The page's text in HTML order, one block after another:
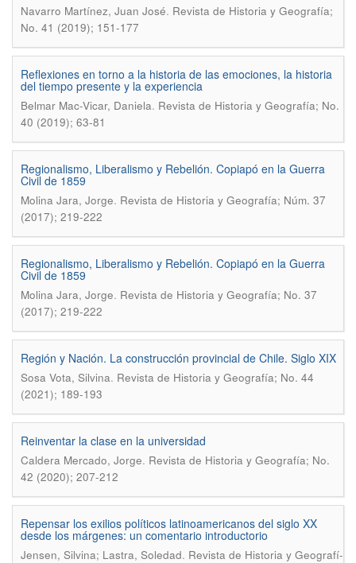
Navarro Martí­nez, Juan José. Revista de Historia y Geografí­a;
No. 41 (2019); 151-177
Reflexiones en torno a la historia de las emociones, la historia
del tiempo presente y la experiencia
Belmar Mac-Vicar, Daniela. Revista de Historia y Geografí­a; No.
40 (2019); 63-81
Regionalismo, Liberalismo y Rebelión. Copiapó en la Guerra
Civil de 1859
Molina Jara, Jorge. Revista de Historia y Geografía; Núm. 37
(2017); 219-222
Regionalismo, Liberalismo y Rebelión. Copiapó en la Guerra
Civil de 1859
Molina Jara, Jorge. Revista de Historia y Geografí­a; No. 37
(2017); 219-222
Región y Nación. La construcción provincial de Chile. Siglo XIX
Sosa Vota, Silvina. Revista de Historia y Geografí­a; No. 44
(2021); 189-193
Reinventar la clase en la universidad
Caldera Mercado, Jorge. Revista de Historia y Geografí­a; No.
42 (2020); 207-212
Repensar los exilios polí­ticos latinoamericanos del siglo XX
desde los márgenes: un comentario introductorio
Jensen, Silvina; Lastra, Soledad. Revista de Historia y Geografí­